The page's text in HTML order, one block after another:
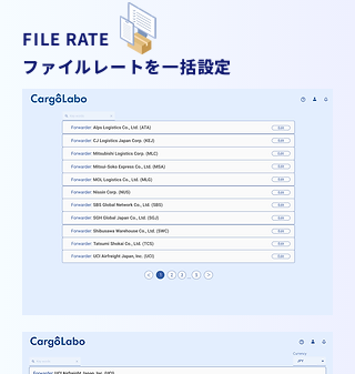
FILE RATE
ファイルレートを一括設定